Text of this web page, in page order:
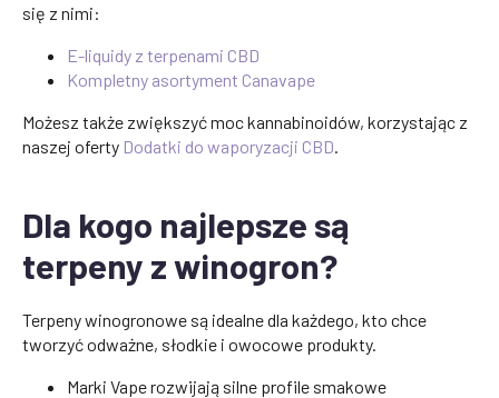
się z nimi:
E-liquidy z terpenami CBD
Kompletny asortyment Canavape
Możesz także zwiększyć moc kannabinoidów, korzystając z
naszej oferty Dodatki do waporyzacji CBD.
Dla kogo najlepsze są
terpeny z winogron?
Terpeny winogronowe są idealne dla każdego, kto chce
tworzyć odważne, słodkie i owocowe produkty.
Marki Vape rozwijają silne profile smakowe